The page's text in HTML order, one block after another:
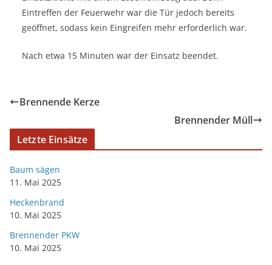
Eintreffen der Feuerwehr war die Tür jedoch bereits
geöffnet, sodass kein Eingreifen mehr erforderlich war.
Nach etwa 15 Minuten war der Einsatz beendet.
Brennende Kerze
Brennender Müll
Letzte Einsätze
Baum sägen
11. Mai 2025
Heckenbrand
10. Mai 2025
Brennender PKW
10. Mai 2025